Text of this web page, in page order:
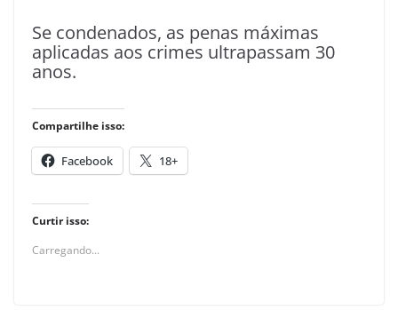
Se condenados, as penas máximas
aplicadas aos crimes ultrapassam 30
anos.
Compartilhe isso:
Facebook 18+
Curtir isso:
Carregando...